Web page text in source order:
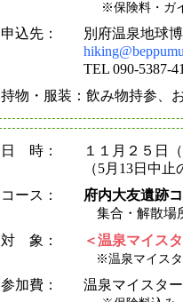
※保険料・ガ
申込先：
別府温泉地球
TEL 090-5387-
持物・服装：飲み物持参、
日 時：
１１月２５日
（5月13日中止
コース：
府内大友遺跡
集合・解散場
対 象： ＜温泉マイス
※温泉マイスタ
参加費： 温泉マイスタ